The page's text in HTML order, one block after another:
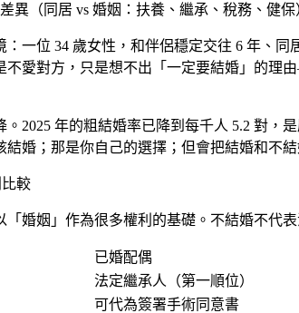
異（同居 vs 婚姻：扶養、繼承、稅務、健
：一位 34 歲女性，和伴侶穩定交往 6 年、
不愛對方，只是想不出「一定要結婚」的
。2025 年的粗結婚率已降到每千人 5.2 對
結婚；那是你自己的選擇；但會把結婚和不
較
「婚姻」作為很多權利的基礎。不結婚不代
已婚配偶
法定繼承人（第一順位）
可代為簽署手術同意書